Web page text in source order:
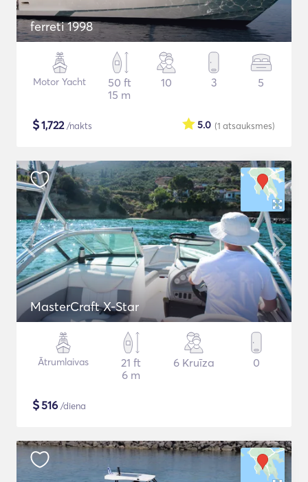
ferreti 1998
Motor Yacht
50 ft
15 m
10 3 5
$1,722/nakts (1 atsauksmes)
5.0
MasterCraft X-Star
Ātrumlaivas
21 ft
6 m
6 Kruīza 0
$516 /diena